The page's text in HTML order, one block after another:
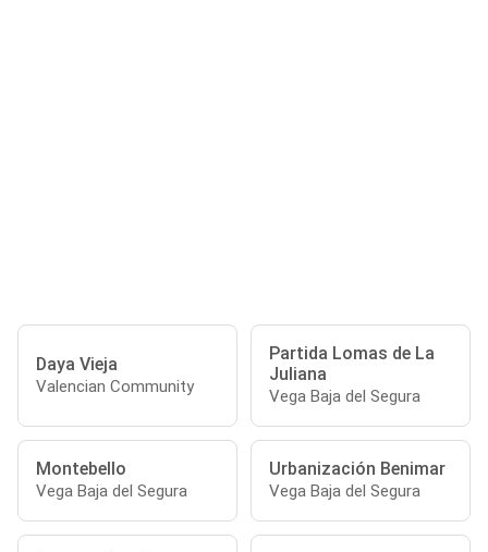
Daya Vieja
Valencian Community
Partida Lomas de La
Juliana
Vega Baja del Segura
Montebello
Vega Baja del Segura
Urbanización Benimar
Vega Baja del Segura